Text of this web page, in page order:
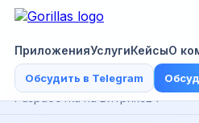
пн–пт 9:00–18:00 МСК ·
Разработка на Битрикс24
ПриложенияУслугиКейсыО
Обсудить в Telegram